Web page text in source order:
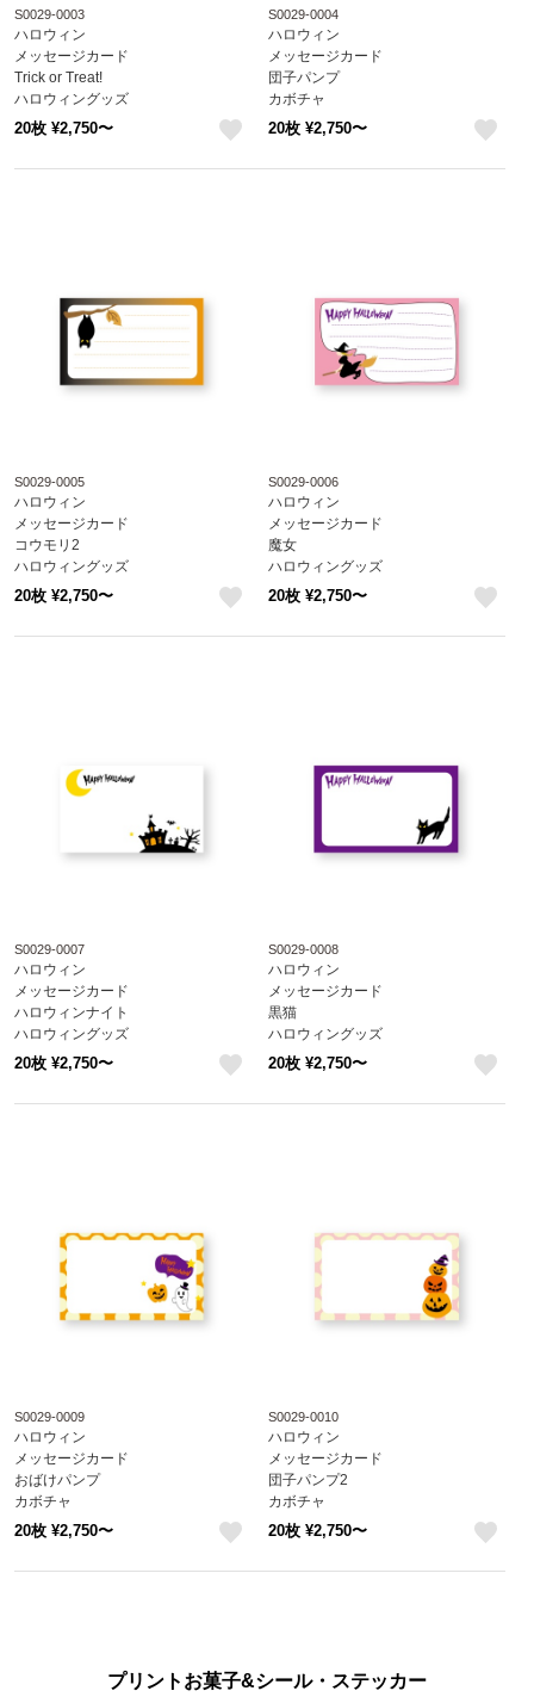
S0029-0003
ハロウィン
メッセージカード
Trick or Treat!
ハロウィングッズ
S0029-0003
20枚 ¥2,750〜
S0029-0004
ハロウィン
メッセージカード
団子パンプ
カボチャ
ハロウィングッズ
S0029-0004
20枚 ¥2,750〜
S0029-0005
ハロウィン
メッセージカード
コウモリ2
ハロウィングッズ
S0029-0005
20枚 ¥2,750〜
S0029-0006
ハロウィン
メッセージカード
魔女
ハロウィングッズ
S0029-0006
20枚 ¥2,750〜
S0029-0007
ハロウィン
メッセージカード
ハロウィンナイト
ハロウィングッズ
S0029-0007
20枚 ¥2,750〜
S0029-0008
ハロウィン
メッセージカード
黒猫
ハロウィングッズ
S0029-0008
20枚 ¥2,750〜
S0029-0009
ハロウィン
メッセージカード
おばけパンプ
カボチャ
ハロウィングッズ
S0029-0009
20枚 ¥2,750〜
S0029-0010
ハロウィン
メッセージカード
団子パンプ2
カボチャ
ハロウィングッズ
S0029-0010
20枚 ¥2,750〜
プリントお菓子&シール・ステッカー